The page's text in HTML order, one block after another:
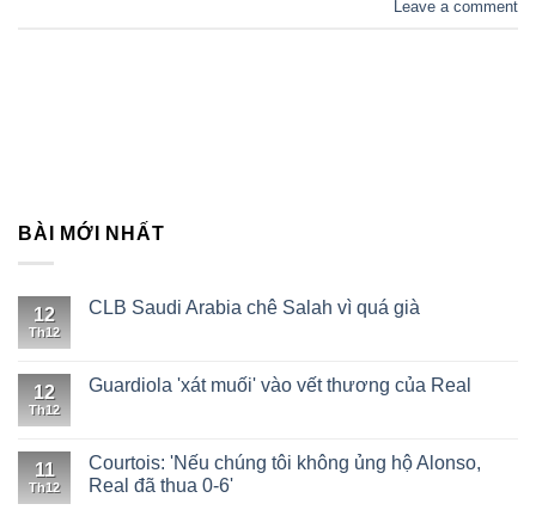
Leave a comment
BÀI MỚI NHẤT
12
Th12
CLB Saudi Arabia chê Salah vì quá già
12
Th12
Guardiola 'xát muối' vào vết thương của Real
11
Th12
Courtois: 'Nếu chúng tôi không ủng hộ Alonso,
Real đã thua 0-6'